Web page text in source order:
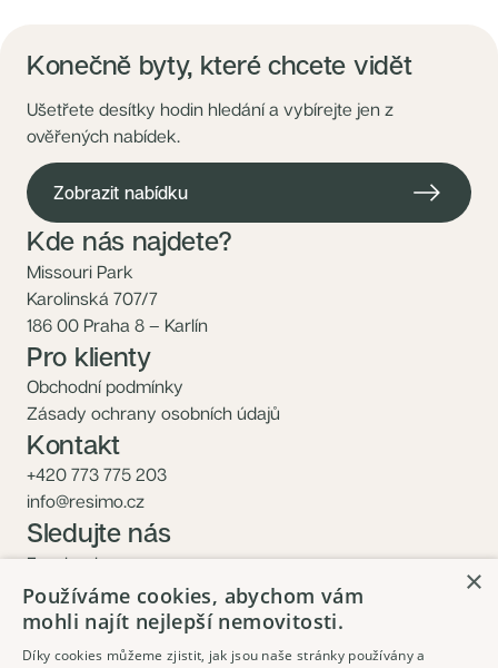
Konečně byty, které chcete vidět
Ušetřete desítky hodin hledání a vybírejte jen z
ověřených nabídek.
Zobrazit nabídku
Kde nás najdete?
Missouri Park
Karolinská 707/7
186 00 Praha 8 – Karlín
Pro klienty
Obchodní podmínky
Zásady ochrany osobních údajů
Kontakt
+420 773 775 203
info@resimo.cz
Sledujte nás
Facebook
Instagram
×
Používáme cookies, abychom vám
mohli najít nejlepší nemovitosti.
Díky cookies můžeme zjistit, jak jsou naše stránky používány a